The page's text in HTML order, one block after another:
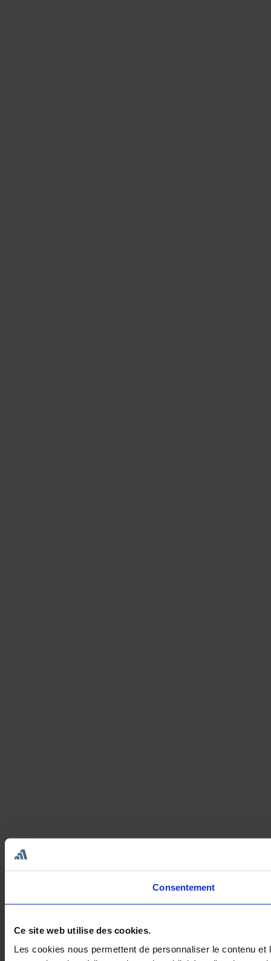
Consentement
Ce site web utilise des cookies.
Les cookies nous permettent de personnaliser le contenu